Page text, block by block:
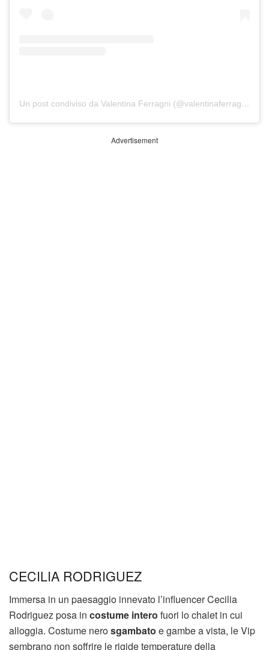
Un post condiviso da Valentina Ferragni (@valentinaferragni)
Advertisement
CECILIA RODRIGUEZ
Immersa in un paesaggio innevato l’influencer Cecilia
Rodriguez posa in costume intero fuori lo chalet in cui
alloggia. Costume nerosgambato e gambe a vista, le Vip
sembrano non soffrire le rigide temperature della